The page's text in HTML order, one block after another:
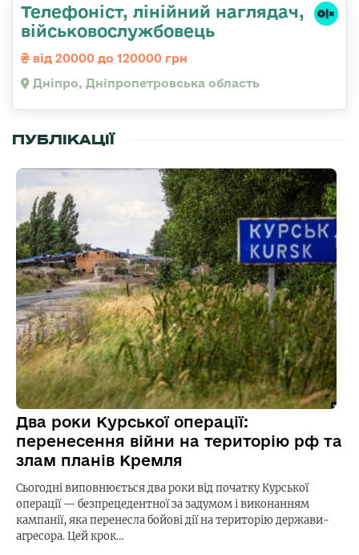
Телефоніст, лінійний наглядач,
військовослужбовець
від 20000 до 120000 грн
Дніпро, Дніпропетровська область
ПУБЛІКАЦІЇ
Два роки Курської операції:
перенесення війни на територію рф та
злам планів Кремля
Сьогодні виповнюється два роки від початку Курської
операції — безпрецедентної за задумом і виконанням
кампанії, яка перенесла бойові дії на територію держави-
агресора. Цей крок…